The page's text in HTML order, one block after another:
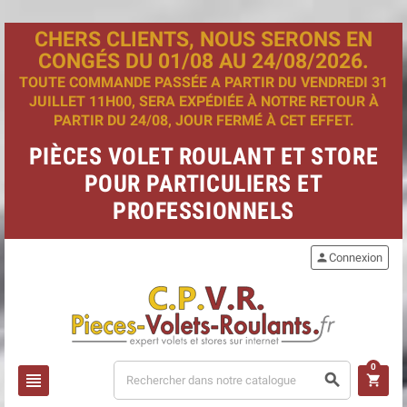
CHERS CLIENTS, NOUS SERONS EN
CONGÉS DU 01/08 AU 24/08/2026.
TOUTE COMMANDE PASSÉE A PARTIR DU VENDREDI 31
JUILLET 11H00, SERA EXPÉDIÉE À NOTRE RETOUR À
PARTIR DU 24/08, JOUR FERMÉ À CET EFFET.
PIÈCES VOLET ROULANT ET STORE
POUR PARTICULIERS ET
PROFESSIONNELS
view_headline search
personConnexion
shopping_cart
0